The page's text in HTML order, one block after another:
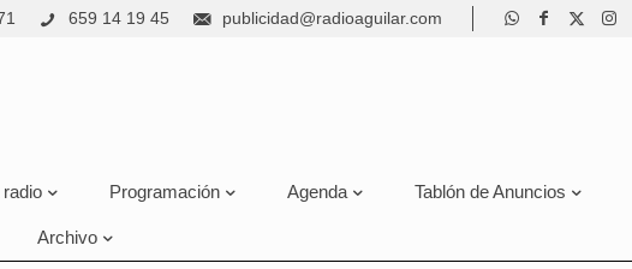
659 14 19 45 publicidad@radioaguilar.com
radio Programación Agenda Tablón de Anuncios
Archivo